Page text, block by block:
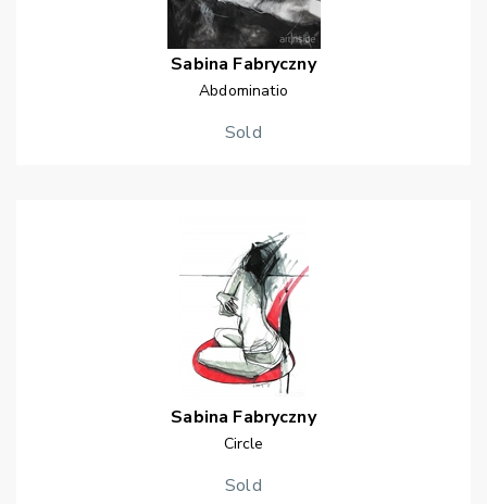
Sabina Fabryczny
Abdominatio
Sold
Sabina Fabryczny
Circle
Sold